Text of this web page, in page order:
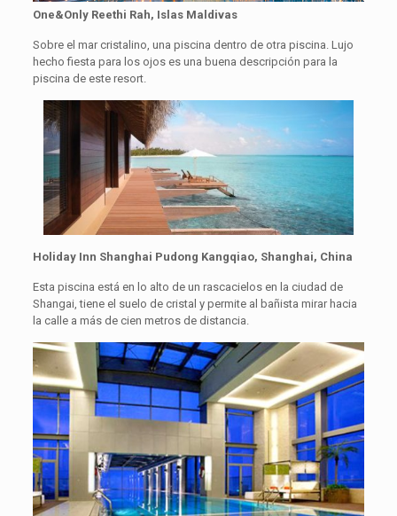
One&Only Reethi Rah, Islas Maldivas
Sobre el mar cristalino, una piscina dentro de otra piscina. Lujo
hecho fiesta para los ojos es una buena descripción para la
piscina de este resort.
Holiday Inn Shanghai Pudong Kangqiao, Shanghai, China
Esta piscina está en lo alto de un rascacielos en la ciudad de
Shangai, tiene el suelo de cristal y permite al bañista mirar hacia
la calle a más de cien metros de distancia.